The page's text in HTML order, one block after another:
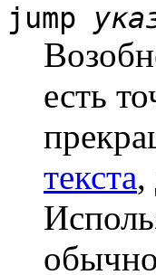
jump
есть
текста,